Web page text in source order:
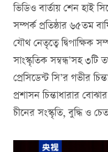
ভিডিও বার্তায় শেন হাই
সম্পর্ক প্রতিষ্ঠার ৬৫তম
যৌথ নেতৃত্বে দ্বিপাক্ষিক
সাংস্কৃতিক সম্বন্ধ’সহ ৩টি
প্রেসিডেন্ট সি’র গভীর
প্রশাসন চিন্তাধারার
চীনের সংস্কৃতি, বুদ্ধি ও